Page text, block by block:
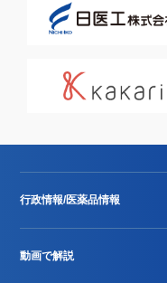
行政情報/医薬品情報
動画で解説